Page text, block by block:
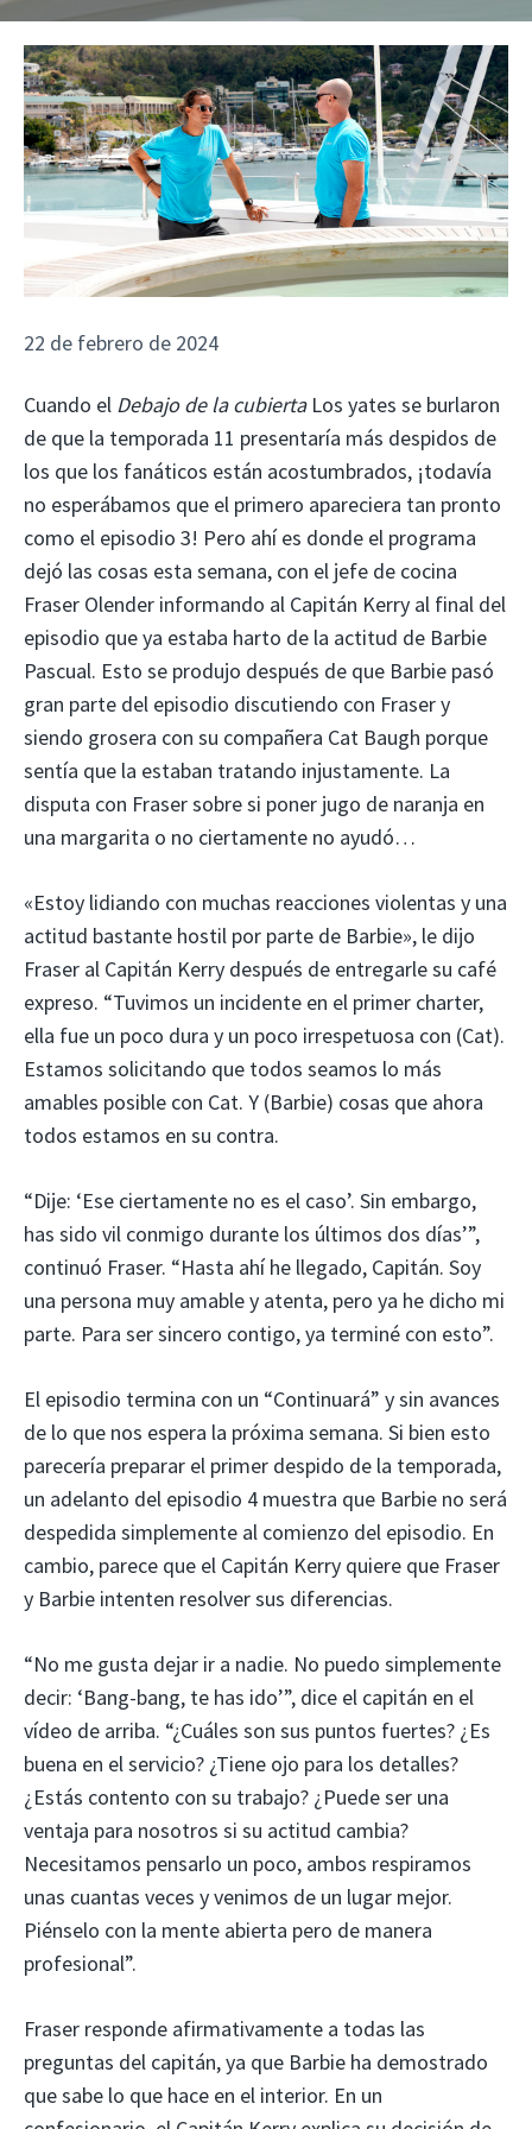
22 de febrero de 2024
Cuando el Debajo de la cubiertaLos yates se burlaron
de que la temporada 11 presentaría más despidos de
los que los fanáticos están acostumbrados, ¡todavía
no esperábamos que el primero apareciera tan pronto
como el episodio 3! Pero ahí es donde el programa
dejó las cosas esta semana, con el jefe de cocina
Fraser Olender informando al Capitán Kerry al final del
episodio que ya estaba harto de la actitud de Barbie
Pascual. Esto se produjo después de que Barbie pasó
gran parte del episodio discutiendo con Fraser y
siendo grosera con su compañera Cat Baugh porque
sentía que la estaban tratando injustamente. La
disputa con Fraser sobre si poner jugo de naranja en
una margarita o no ciertamente no ayudó…
«Estoy lidiando con muchas reacciones violentas y una
actitud bastante hostil por parte de Barbie», le dijo
Fraser al Capitán Kerry después de entregarle su café
expreso. “Tuvimos un incidente en el primer charter,
ella fue un poco dura y un poco irrespetuosa con (Cat).
Estamos solicitando que todos seamos lo más
amables posible con Cat. Y (Barbie) cosas que ahora
todos estamos en su contra.
“Dije: ‘Ese ciertamente no es el caso’. Sin embargo,
has sido vil conmigo durante los últimos dos días’”,
continuó Fraser. “Hasta ahí he llegado, Capitán. Soy
una persona muy amable y atenta, pero ya he dicho mi
parte. Para ser sincero contigo, ya terminé con esto”.
El episodio termina con un “Continuará” y sin avances
de lo que nos espera la próxima semana. Si bien esto
parecería preparar el primer despido de la temporada,
un adelanto del episodio 4 muestra que Barbie no será
despedida simplemente al comienzo del episodio. En
cambio, parece que el Capitán Kerry quiere que Fraser
y Barbie intenten resolver sus diferencias.
“No me gusta dejar ir a nadie. No puedo simplemente
decir: ‘Bang-bang, te has ido’”, dice el capitán en el
vídeo de arriba. “¿Cuáles son sus puntos fuertes? ¿Es
buena en el servicio? ¿Tiene ojo para los detalles?
¿Estás contento con su trabajo? ¿Puede ser una
ventaja para nosotros si su actitud cambia?
Necesitamos pensarlo un poco, ambos respiramos
unas cuantas veces y venimos de un lugar mejor.
Piénselo con la mente abierta pero de manera
profesional”.
Fraser responde afirmativamente a todas las
preguntas del capitán, ya que Barbie ha demostrado
que sabe lo que hace en el interior. En un